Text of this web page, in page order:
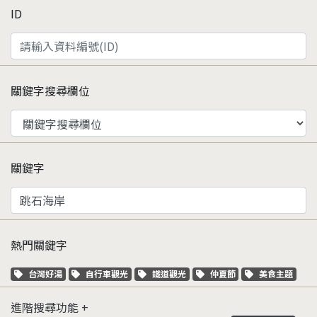
ID
關鍵字搜尋欄位
關鍵字
熱門關鍵字
關鍵字標籤
台灣好湯 關鍵字標籤
自行車觀光 關鍵字標籤
鐵道觀光 關鍵字標籤
仲夏節 關鍵字標籤
美食主題
進階搜尋功能